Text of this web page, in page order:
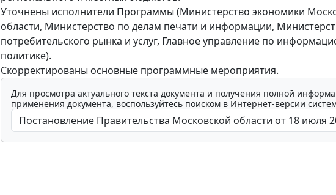
Уточнены исполнители Программы (Министерство экономики
области, Министерство по делам печати и информации,
потребительского рынка и услуг, Главное управление по
политике).
Скорректированы основные программные мероприятия.
Для просмотра актуального текста документа и получения полной
применения документа, воспользуйтесь поиском в Интернет-версии